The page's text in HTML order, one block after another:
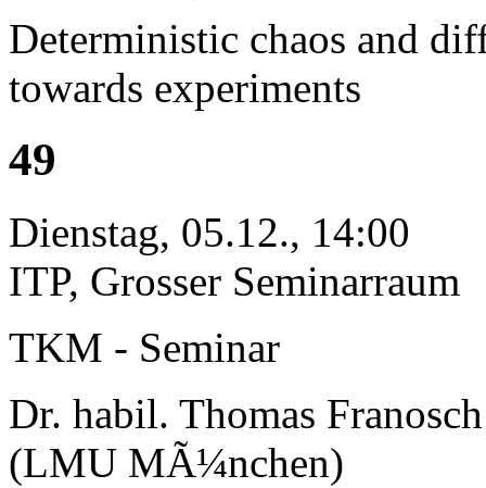
Deterministic chaos and
towards experiments
49
Dienstag, 05.12., 14:00
ITP, Grosser Seminarraum
TKM - Seminar
Dr. habil. Thomas Franosch
(LMU MÃ¼nchen)